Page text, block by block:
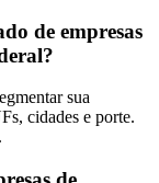
de empresas
sua
cidades e porte.
.